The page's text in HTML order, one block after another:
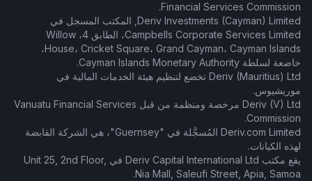
Financial Services Commission.
Deriv Investments (Cayman) Limited, المكتب المسجل في
Campbells Corporate Services Limited، الطابق 4، Willow
House، Cricket Square، Grand Cayman، Cayman Islands،
خاضعة لسلطة Cayman Islands Monetary Authority.
Deriv (Mauritius) Ltd تخضع لتنظيم هيئة الخدمات المالية في
موريشيوس.
Deriv (V) Ltd مرخصة ومنظمة من قبل Vanuatu Financial Services
Commission.
Deriv.com Limited المُسجَّلة في "Guernsey"، هي الشركة القابضة
لهذه الكيانات.
يقع مكتب Deriv Capital International Ltd في Unit 25, 2nd Floor,
Nia Mall, Saleufi Street, Apia, Samoa.